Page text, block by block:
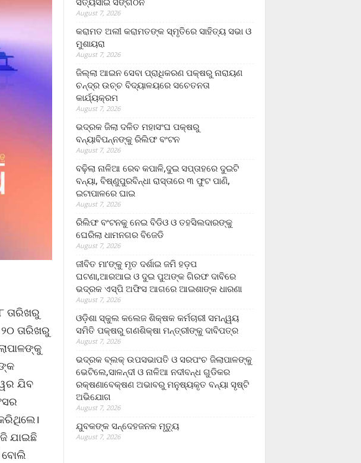
ତାରିଖରୁ
ତାରିଖରୁ
ଯିବ
ଯାଇଛି
ବୋଲି
August 7, 2026
କରାମତ ଅଲୀ କରାମତଙ୍କ ସ୍ମୃତିରେ ସାହିତ୍ୟ ସଭା ଓ
ମୁଶାୟରା
August 7, 2026
ଜିଲ୍ଲା ଆଇନ ସେବା ପ୍ରାଧିକରଣ ପକ୍ଷରୁ ନାରାୟଣ
ଚନ୍ଦ୍ର ଉଚ୍ଚ ବିଦ୍ୟାଳୟରେ ସଚେତନତା
କାର୍ଯ୍ୟକ୍ରମ
August 7, 2026
ଭଦ୍ରକ ଜିଲା ଦଳିତ ମହାସଂଘ ପକ୍ଷରୁ
ବନ୍ୟାବିପନ୍ନଙ୍କୁ ରିଲିଫ ବଂଟନ
August 7, 2026
ବଢ଼ିଲା ନାଳିଆ ରେବ କପାଳି,ଦୁଇ ସପ୍ତାହରେ ଦୁଇଟି
ବନ୍ୟା, ବିଷ୍ଣୁପୁରବିନ୍ଧା ରାସ୍ତାରେ ୩ ଫୁଟ ପାଣି,
ଇଟାପାଳରେ ଘାଇ
August 7, 2026
ରିଲିଫ ବଂଟନକୁ ନେଇ ବିଡିଓ ଓ ତହସିଲଦାରଙ୍କୁ
ଘେରିଲା ଧାମନଗର ବିଜେଡି
August 7, 2026
ଜୀବିତ ମା’ଙ୍କୁ ମୃତ ଦର୍ଶାଇ ଜମି ହଡ଼ପ
ଘଟଣା,ଆରଆଇ ଓ ଦୁଇ ପୁଅଙ୍କ ଗିରଫ ଦାବିରେ
ଭଦ୍ରକ ଏସ୍‌ପି ଅଫିସ ଆଗରେ ଆଇଶାଙ୍କ ଧାରଣା
August 7, 2026
ଓଡ଼ିଶା ସ୍କୁଲ କଲେଜ ଶିକ୍ଷକ କର୍ମଚାରୀ ସମନ୍ୱୟ
ସମିତି ପକ୍ଷରୁ ଗଣଶିକ୍ଷା ମନ୍ତ୍ରୀଙ୍କୁ ଦାବିପତ୍ର
August 7, 2026
ଭଦ୍ରକ ବ୍ଲକ୍ ଉପସଭାପତି ଓ ସରପଂଚ ଜିଲାପାଳଙ୍କୁ
ଭେଟିଲେ,ସାଳନ୍ଦୀ ଓ ନାଳିଆ ନଦୀବନ୍ଧ ଗୁଡିକର
ରକ୍ଷଣାବେକ୍ଷଣ ଅଭାବରୁ ମନୁଷ୍ୟକୃତ ବନ୍ୟା ସୃଷ୍ଟି
ଅଭିଯୋଗ
August 7, 2026
ଯୁବକଙ୍କ ସନ୍ଦେହଜନକ ମୃତ୍ୟୁ
August 7, 2026